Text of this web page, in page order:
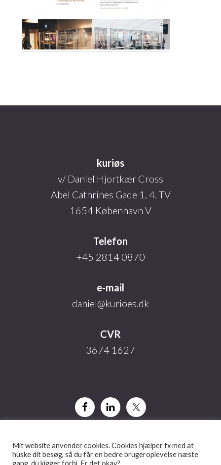
kuriøs
v/ Daniel Hjortkær Cross
Abel Cathrines Gade 1, 4. TV
1654 København V
Telefon
+45 2814 0870
e-mail
daniel@kurioes.dk
CVR
3674 1627
Mit website anvender cookies. Cookies hjælper fx med at
huske dit besøg, så du får en bedre brugeroplevelse næste
gang, du kigger forbi. Er det okay?